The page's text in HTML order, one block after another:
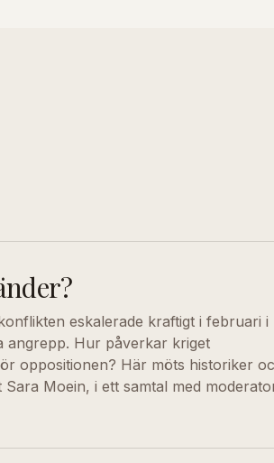
eskalerade kraftigt i februari i
angrepp. Hur påverkar kriget
oppositionen? Här möts historiker
Moein, i ett samtal med